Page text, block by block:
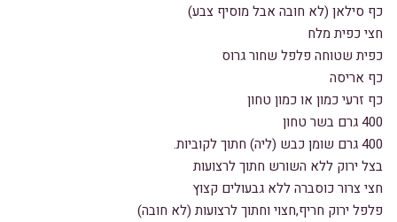
כף סילאן (לא חובה אבל מוסיף צבע)
חצי כפית מלח
כפית שטוחה פלפל שחור גרוס
כף אריסה
כף זרעי כמון או כמון טחון
400 גרם בשר טחון
400 גרם שומן כבש (ליה) חתוך לקוביות.
בצל ירוק ללא השורש חתוך לרצועות
חצי צרור כוסברה ללא גבעולים קצוץ
פלפל ירוק חריף,חצוי וחתוך לרצועות (לא חובה)